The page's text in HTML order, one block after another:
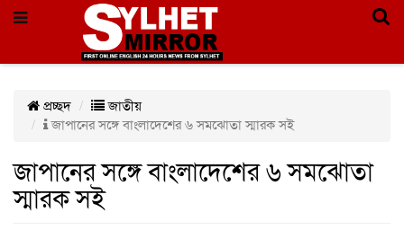
প্রচ্ছদ
জাতীয়
জাপানের সঙ্গে বাংলাদেশের ৬ সমঝোতা স্মারক সই
জাপানের সঙ্গে বাংলাদেশের ৬ সমঝোতা
স্মারক সই